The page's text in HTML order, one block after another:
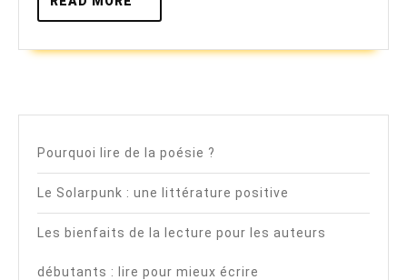
MORE
Pourquoi lire de la poésie ?
Le Solarpunk : une littérature positive
Les bienfaits de la lecture pour les auteurs
débutants : lire pour mieux écrire